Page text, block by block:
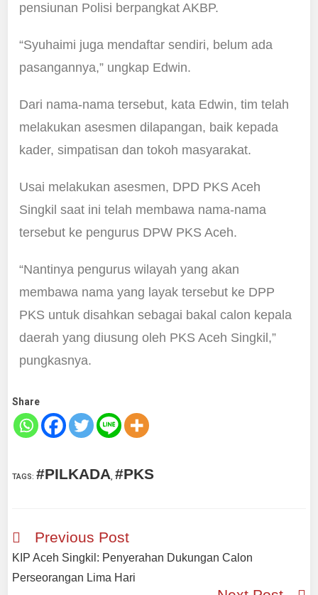
pensiunan Polisi berpangkat AKBP.
“Syuhaimi juga mendaftar sendiri, belum ada
pasangannya,” ungkap Edwin.
Dari nama-nama tersebut, kata Edwin, tim telah
melakukan asesmen dilapangan, baik kepada
kader, simpatisan dan tokoh masyarakat.
Usai melakukan asesmen, DPD PKS Aceh
Singkil saat ini telah membawa nama-nama
tersebut ke pengurus DPW PKS Aceh.
“Nantinya pengurus wilayah yang akan
membawa nama yang layak tersebut ke DPP
PKS untuk disahkan sebagai bakal calon kepala
daerah yang diusung oleh PKS Aceh Singkil,”
pungkasnya.
Share
TAGS:#PILKADA, #PKS
Previous Post
KIP Aceh Singkil: Penyerahan Dukungan Calon
Perseorangan Lima Hari